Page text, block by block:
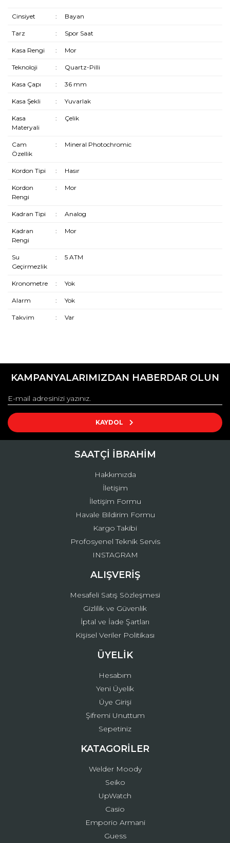
Cinsiyet : Bayan
Tarz : Spor Saat
Kasa Rengi : Mor
Teknoloji : Quartz-Pilli
Kasa Çapı : 36 mm
Kasa Şekli : Yuvarlak
Kasa
Materyali
: Çelik
Cam
Özellik
: Mineral Photochromic
Kordon Tipi : Hasır
Kordon
Rengi
: Mor
Kadran Tipi : Analog
Kadran
Rengi
: Mor
Su
Geçirmezlik
: 5 ATM
Kronometre : Yok
Alarm : Yok
Takvim : Var
konularda yetersiz gördüğünüz noktaları öneri formunu
Görüş ve önerileriniz için teşekkür ederiz.
Ürün resmi kalitesiz, bozuk veya görüntülenemiyor.
Ürün açıklamasında eksik bilgiler bulunuyor.
Ürün fiyatı diğer sitelerden daha pahalı.
Gönder
KAMPANYALARIMIZDAN HABERDAR OLUN
KAYDOL
SAATÇİ İBRAHİM
Hakkımızda
İletişim
İletişim Formu
Havale Bildirim Formu
Kargo Takibi
Profosyenel Teknik Servis
INSTAGRAM
ALIŞVERİŞ
Mesafeli Satış Sözleşmesi
Gizlilik ve Güvenlik
İptal ve İade Şartları
Kişisel Veriler Politikası
ÜYELİK
Hesabım
Yeni Üyelik
Üye Girişi
Şifremi Unuttum
Sepetiniz
KATAGORİLER
Welder Moody
Seiko
UpWatch
Casio
Emporio Armani
Guess
Seiko 5
Skagen
Slazenger
U.S. Polo Assn.
Wainer
Welder The Bold Watch
Wesse
Milano X Change